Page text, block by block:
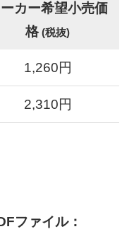
ーカー希望小売価
格(税抜)
1,260円
2,310円
ファイル：